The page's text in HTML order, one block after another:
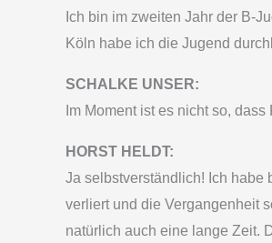
Ich bin im zweiten Jahr der B-
Köln habe ich die Jugend
SCHALKE UNSER:
Im Moment ist es nicht so,
HORST HELDT:
Ja selbstverständlich! Ich habe
verliert und die Vergangenheit
natürlich auch eine lange Zeit.